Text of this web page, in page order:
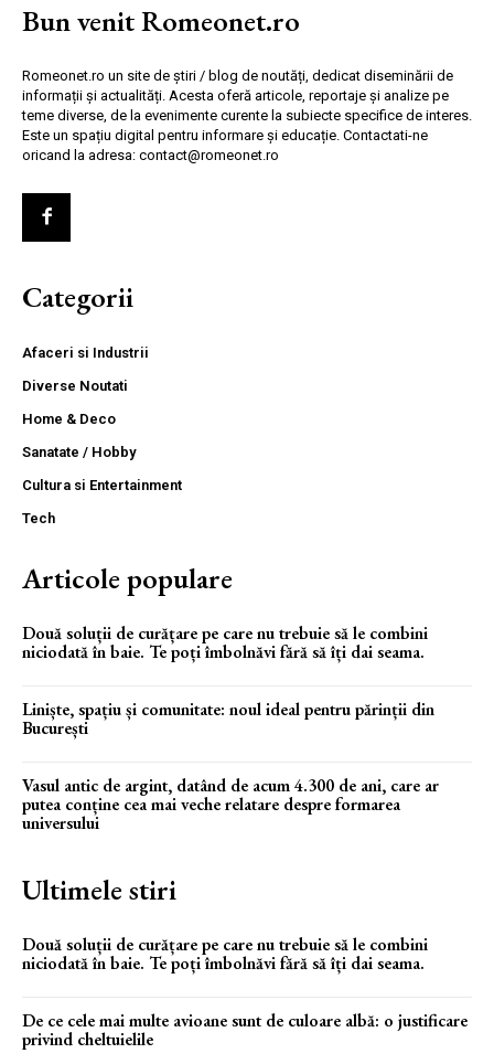
Bun venit Romeonet.ro
Romeonet.ro un site de știri / blog de noutăți, dedicat diseminării de
informații și actualități. Acesta oferă articole, reportaje și analize pe
teme diverse, de la evenimente curente la subiecte specifice de interes.
Este un spațiu digital pentru informare și educație. Contactati-ne
oricand la adresa: contact@romeonet.ro
Categorii
Afaceri si Industrii
Diverse Noutati
Home & Deco
Sanatate / Hobby
Cultura si Entertainment
Tech
Articole populare
Două soluții de curățare pe care nu trebuie să le combini
niciodată în baie. Te poți îmbolnăvi fără să îți dai seama.
Liniște, spațiu și comunitate: noul ideal pentru părinții din
București
Vasul antic de argint, datând de acum 4.300 de ani, care ar
putea conține cea mai veche relatare despre formarea
universului
Ultimele stiri
Două soluții de curățare pe care nu trebuie să le combini
niciodată în baie. Te poți îmbolnăvi fără să îți dai seama.
De ce cele mai multe avioane sunt de culoare albă: o justificare
privind cheltuielile